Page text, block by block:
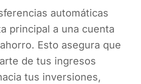
automáticas
principal a una cuenta
Esto asegura que
de tus ingresos
tus inversiones,